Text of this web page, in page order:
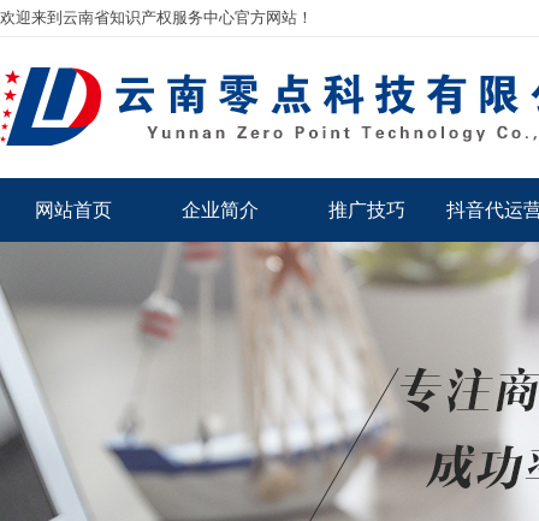
欢迎来到云南省知识产权服务中心官方网站！
网站首页 企业简介 推广技巧 抖音代运